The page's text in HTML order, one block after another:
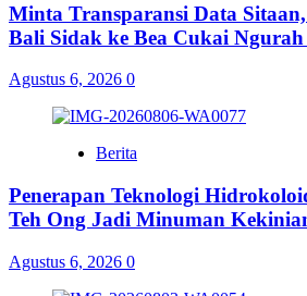
Minta Transparansi Data
Bali Sidak ke Bea Cukai
Agustus 6, 2026 0
Berita
Penerapan Teknologi
Teh Ong Jadi Minuman
Agustus 6, 2026 0